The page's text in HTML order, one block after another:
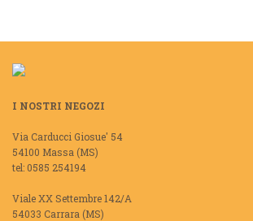
I NOSTRI NEGOZI
Via Carducci Giosue' 54
54100 Massa (MS)
tel: 0585 254194
Viale XX Settembre 142/A
54033 Carrara (MS)